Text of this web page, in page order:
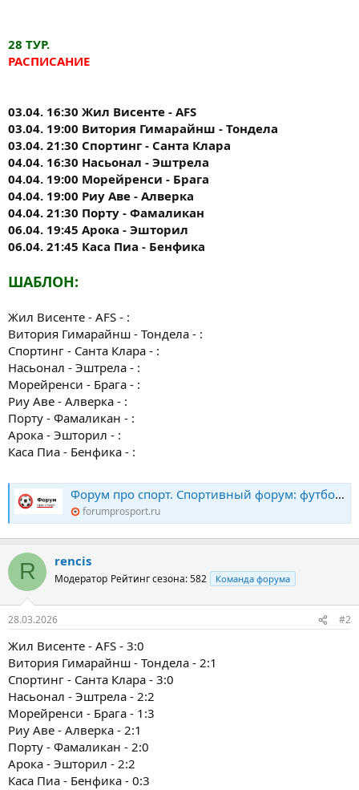
28 ТУР.
РАСПИСАНИЕ
03.04. 16:30 Жил Висенте - AFS
03.04. 19:00 Витория Гимарайнш - Тондела
03.04. 21:30 Спортинг - Санта Клара
04.04. 16:30 Насьонал - Эштрела
04.04. 19:00 Морейренси - Брага
04.04. 19:00 Риу Аве - Алверка
04.04. 21:30 Порту - Фамаликан
06.04. 19:45 Арока - Эшторил
06.04. 21:45 Каса Пиа - Бенфика
ШАБЛОН:
Жил Висенте - AFS - :
Витория Гимарайнш - Тондела - :
Спортинг - Санта Клара - :
Насьонал - Эштрела - :
Морейренси - Брага - :
Риу Аве - Алверка - :
Порту - Фамаликан - :
Арока - Эшторил - :
Каса Пиа - Бенфика - :
Форум про спорт. Спортивный форум: футбол, хоккей, биатлон, теннис. Конкурс прогнозов
forumprosport.ru
R rencis
Модератор Рейтинг сезона: 582 Команда форума
28.03.2026 #2
Жил Висенте - AFS - 3:0
Витория Гимарайнш - Тондела - 2:1
Спортинг - Санта Клара - 3:0
Насьонал - Эштрела - 2:2
Морейренси - Брага - 1:3
Риу Аве - Алверка - 2:1
Порту - Фамаликан - 2:0
Арока - Эшторил - 2:2
Каса Пиа - Бенфика - 0:3